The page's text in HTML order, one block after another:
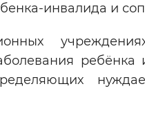
инвалида и